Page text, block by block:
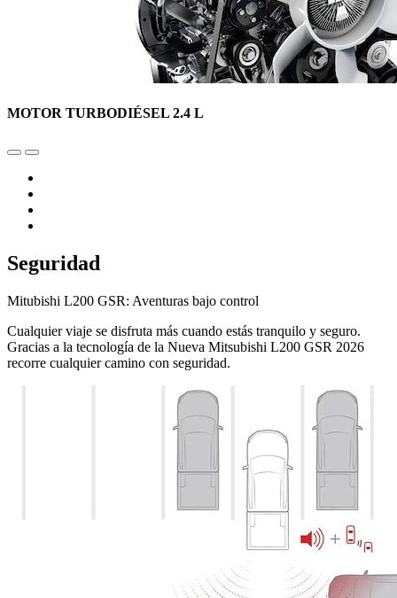
MOTOR TURBODIÉSEL 2.4 L
Seguridad
Mitubishi L200 GSR: Aventuras bajo control
Cualquier viaje se disfruta más cuando estás tranquilo y seguro.
Gracias a la tecnología de la Nueva Mitsubishi L200 GSR 2026
recorre cualquier camino con seguridad.